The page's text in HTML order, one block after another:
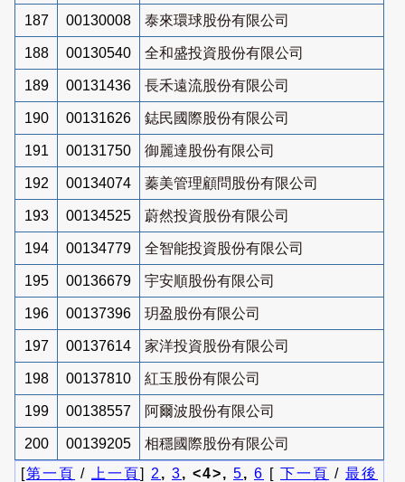
187 00130008 泰來環球股份有限公司
188 00130540 全和盛投資股份有限公司
189 00131436 長禾遠流股份有限公司
190 00131626 鋕民國際股份有限公司
191 00131750 御麗達股份有限公司
192 00134074 蓁美管理顧問股份有限公司
193 00134525 蔚然投資股份有限公司
194 00134779 全智能投資股份有限公司
195 00136679 宇安順股份有限公司
196 00137396 玥盈股份有限公司
197 00137614 家洋投資股份有限公司
198 00137810 紅玉股份有限公司
199 00138557 阿爾波股份有限公司
200 00139205
相穩國際股份有限公司
[第一頁 / 上一頁] 2 , 3, <4>, 5, 6 [ 下一頁 / 最後